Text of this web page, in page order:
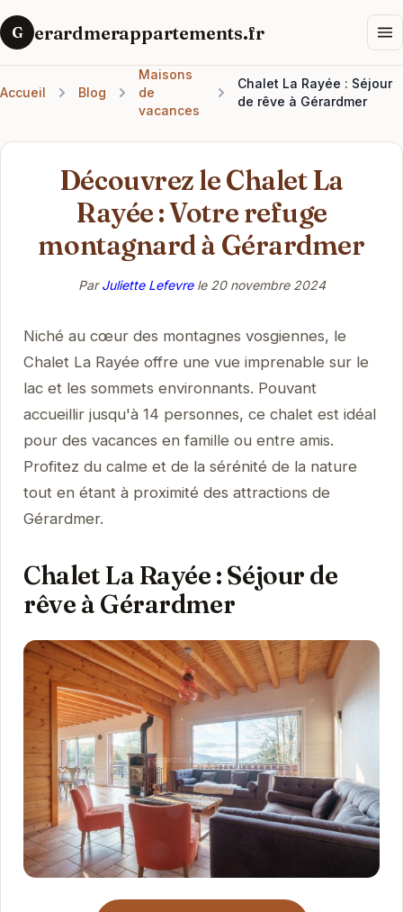
G erardmerappartements.fr
Accueil Blog
Maisons
de
vacances
Chalet La Rayée : Séjour
de rêve à Gérardmer
Découvrez le Chalet La
Rayée : Votre refuge
montagnard à Gérardmer
ParJuliette Lefevrele 20 novembre 2024
Niché au cœur des montagnes vosgiennes, le
Chalet La Rayée offre une vue imprenable sur le
lac et les sommets environnants. Pouvant
accueillir jusqu'à 14 personnes, ce chalet est idéal
pour des vacances en famille ou entre amis.
Profitez du calme et de la sérénité de la nature
tout en étant à proximité des attractions de
Gérardmer.
Chalet La Rayée : Séjour de
rêve à Gérardmer